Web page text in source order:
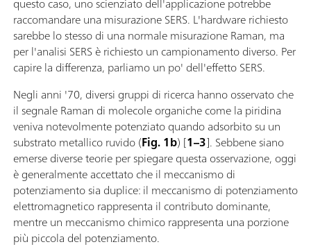
raccomandare una misurazione SERS. L'hardware richiesto
sarebbe lo stesso di una normale misurazione Raman, ma
per l'analisi SERS è richiesto un campionamento diverso. Per
capire la differenza, parliamo un po' dell'effetto SERS.
Negli anni '70, diversi gruppi di ricerca hanno osservato che
il segnale Raman di molecole organiche come la piridina
veniva notevolmente potenziato quando adsorbito su un
substrato metallico ruvido (Fig. 1b) [1–3]. Sebbene siano
emerse diverse teorie per spiegare questa osservazione, oggi
è generalmente accettato che il meccanismo di
potenziamento sia duplice: il meccanismo di potenziamento
elettromagnetico rappresenta il contributo dominante,
mentre un meccanismo chimico rappresenta una porzione
più piccola del potenziamento.